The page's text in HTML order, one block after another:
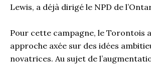
Lewis, a déjà dirigé le NPD de
Pour cette campagne, le Torontois
approche axée sur des idées
novatrices. Au sujet de